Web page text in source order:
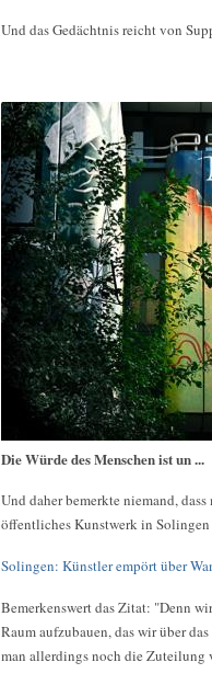
Und das Gedächtnis reicht von
Die Würde des Menschen ist un ...
Und daher bemerkte niemand,
öffentliches Kunstwerk in
Solingen: Künstler empört über
Bemerkenswert das Zitat: "Denn
Raum aufzubauen, das wir über
man allerdings noch die Zuteilung